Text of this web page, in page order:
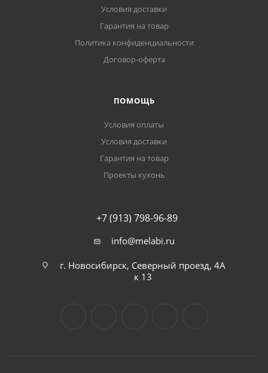
Условия доставки
Гарантия на товар
Политика конфиденциальности
Договор-оферта
ПОМОЩЬ
Условия оплаты
Условия доставки
Гарантия на товар
Проекты кухонь
+7 (913) 798-96-89
info@melabi.ru
г. Новосибирск, Северный проезд, 4А
к 13